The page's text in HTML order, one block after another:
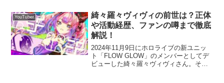
YouTuber
綺々羅々ヴィヴィの前世は？正体
や活動経歴、ファンの噂まで徹底
解説！
2024年11月9日にホロライブの新ユニッ
ト「FLOW GLOW」のメンバーとしてデ
ビューした綺々羅々ヴィヴィさん。その